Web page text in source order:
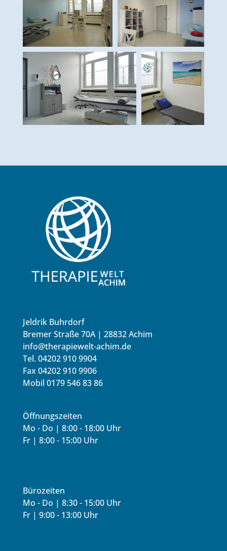
Jeldrik Buhrdorf
Bremer Straße 70A | 28832 Achim
info@therapiewelt-achim.de
Tel. 04202 910 9904
Fax 04202 910 9906
Mobil 0179 546 83 86
Öffnungszeiten
Mo - Do | 8:00 - 18:00 Uhr
Fr | 8:00 - 15:00 Uhr
Bürozeiten
Mo - Do | 8:30 - 15:00 Uhr
Fr | 9:00 - 13:00 Uhr